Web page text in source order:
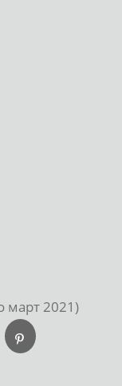
март 2021)